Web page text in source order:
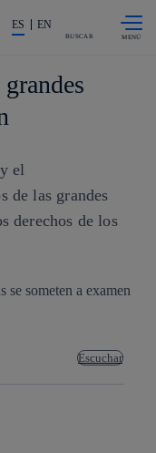
en accionistas e
ES EN
BUSCAR
el
de las grandes
derechos de los
Escuchar